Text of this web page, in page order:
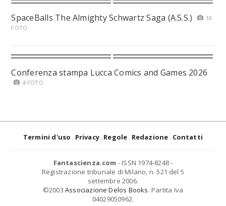
SpaceBalls The Almighty Schwartz Saga (A.S.S.)
10
FOTO
Conferenza stampa Lucca Comics and Games 2026
4 FOTO
Termini d'uso Privacy Regole Redazione Contatti
Fantascienza.com - ISSN 1974-8248 -
Registrazione tribunale di Milano, n. 521 del 5
settembre 2006.
©2003 Associazione Delos Books. Partita Iva
04029050962.